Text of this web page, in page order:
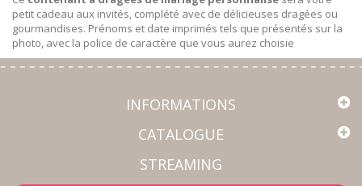
petit cadeau aux invités, complété avec de délicieuses dragées ou
gourmandises. Prénoms et date imprimés tels que présentés sur la
photo, avec la police de caractère que vous aurez choisie
INFORMATIONS
CATALOGUE
STREAMING